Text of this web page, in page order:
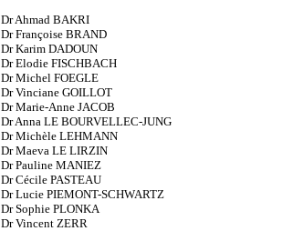
Dr Ahmad BAKRI
Dr Françoise BRAND
DrKarim DADOUN
Dr Elodie FISCHBACH
DrMichel FOEGLE
Dr Vinciane GOILLOT
Dr Marie-Anne JACOB
Dr Anna LE BOURVELLEC-JUNG
DrMichèle LEHMANN
Dr Maeva LE LIRZIN
Dr Pauline MANIEZ
Dr Cécile PASTEAU
Dr Lucie PIEMONT-SCHWARTZ
Dr Sophie PLONKA
Dr Vincent ZERR